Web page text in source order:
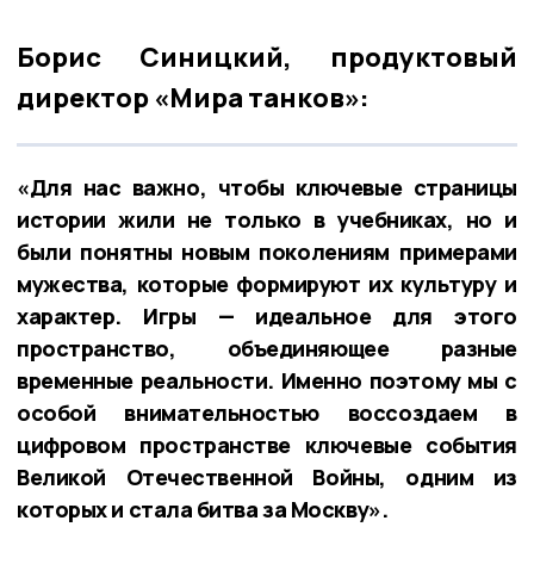
Борис Синицкий, продуктовый
директор «Мира танков»:
«Для нас важно, чтобы ключевые страницы
истории жили не только в учебниках, но и
были понятны новым поколениям примерами
мужества, которые формируют их культуру и
характер. Игры — идеальное для этого
пространство, объединяющее разные
временные реальности. Именно поэтому мы с
особой внимательностью воссоздаем в
цифровом пространстве ключевые события
Великой Отечественной Войны, одним из
которых и стала битва за Москву».